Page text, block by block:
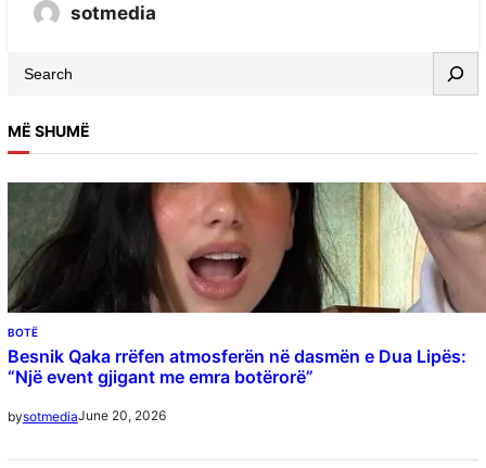
sotmedia
MË SHUMË
BOTË
Besnik Qaka rrëfen atmosferën në dasmën e Dua Lipës:
“Një event gjigant me emra botërorë”
bysotmediaJune 20, 2026